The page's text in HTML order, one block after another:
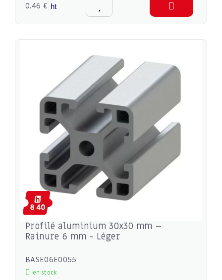
0,46 € ht
Profilé aluminium 30x30 mm –
Rainure 6 mm - Léger
BASE06E0055
en stock